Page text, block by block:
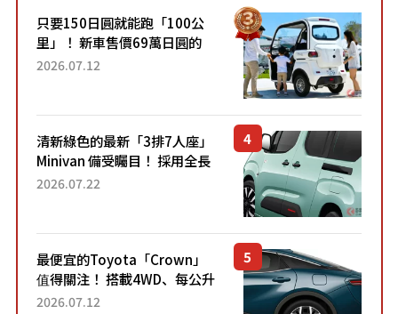
只要150日圓就能跑「100公
里」！ 新車售價69萬日圓的
「3人座」Trike大受歡迎！ 順
2026.07.12
清新綠色的最新「3排7人座」
Minivan 備受矚目！ 採用全長
4.7公尺剛剛好的車身尺寸與
2026.07.22
最便宜的Toyota「Crown」
值得關注！ 搭載4WD、每公升
22.4公里低油耗表現超亮眼！
2026.07.12